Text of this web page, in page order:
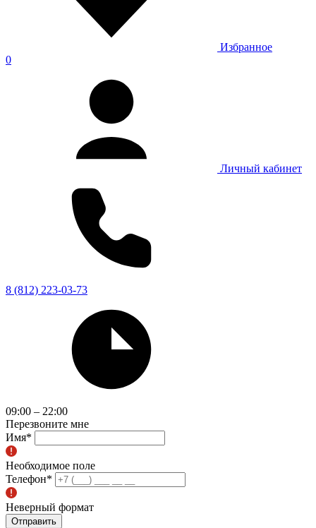
Избранное
0
Личный кабинет
8 (812) 223-03-73
09:00 – 22:00
Перезвоните мне
Имя*
Необходимое поле
Телефон*
Неверный формат
Отправить